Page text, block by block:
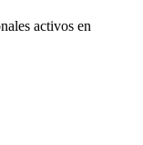
activos en